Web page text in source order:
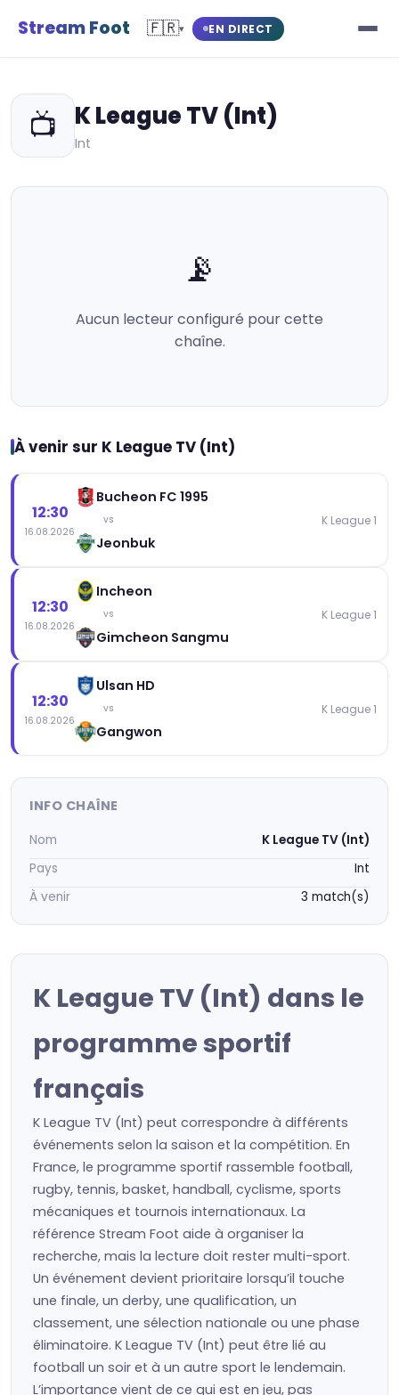
Stream Foot 🇫🇷▾ EN DIRECT
📺 K League TV (Int)
Int
📡
Aucun lecteur configuré pour cette
chaîne.
À venir sur K League TV (Int)
12:30
16.08.2026
Bucheon FC 1995
vs
Jeonbuk
K League 1
12:30
16.08.2026
Incheon
vs
Gimcheon Sangmu
K League 1
12:30
16.08.2026
Ulsan HD
vs
Gangwon
K League 1
INFO CHAÎNE
Nom
K League TV (Int)
Pays
Int
À venir
3 match(s)
K League TV (Int) dans le
programme sportif
français
K League TV (Int) peut correspondre à différents
événements selon la saison et la compétition. En
France, le programme sportif rassemble football,
rugby, tennis, basket, handball, cyclisme, sports
mécaniques et tournois internationaux. La
référence Stream Foot aide à organiser la
recherche, mais la lecture doit rester multi-sport.
Un événement devient prioritaire lorsqu’il touche
une finale, un derby, une qualification, un
classement, une sélection nationale ou une phase
éliminatoire. K League TV (Int) peut être lié au
football un soir et à un autre sport le lendemain.
L’importance vient de ce qui est en jeu, pas